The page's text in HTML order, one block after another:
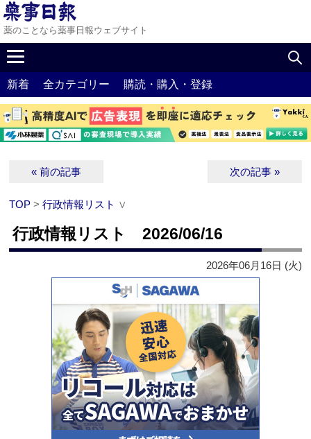
薬のことなら薬事日報ウェブサイト
新着 全カテゴリー 購読・購入・登録
« 前の記事 次の記事 »
TOP >行政情報リスト ∨
行政情報リスト 2026/06/16
2026年06月16日 (火)